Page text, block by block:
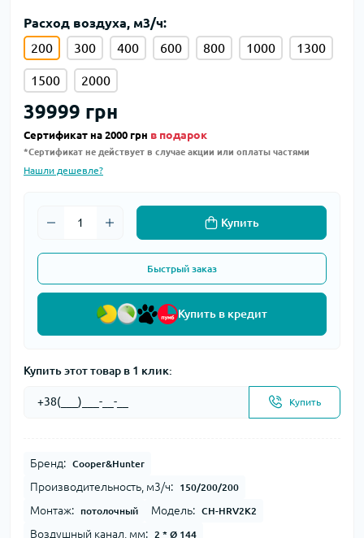
Расход воздуха, м3/ч:
200
300 400 600 800 1000 1300
1500 2000
39999 грн
Сертификат на 2000 грн в подарок
*Сертификат не действует в случае акции или оплаты частями
Нашли дешевле?
Купить
Быстрый заказ
Купить в кредит
Купить этот товар в 1 клик:
Купить
Бренд: Cooper&Hunter
Производительность, м3/ч: 150/200/200
Монтаж: потолочный Модель: CH-HRV2K2
Воздушный канал, мм: 2 * Ø 144